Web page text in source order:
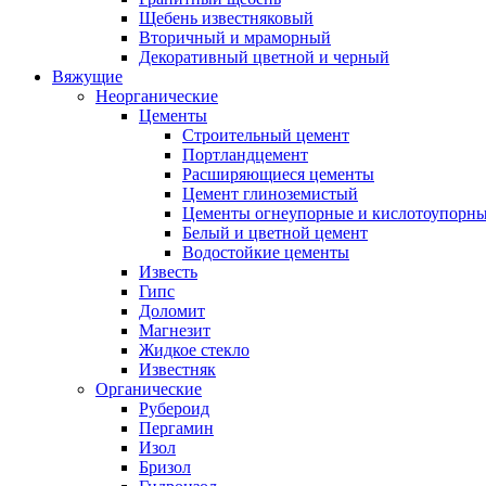
Щебень известняковый
Вторичный и мраморный
Декоративный цветной и черный
Вяжущие
Неорганические
Цементы
Строительный цемент
Портландцемент
Расширяющиеся цементы
Цемент глиноземистый
Цементы огнеупорные и
Белый и цветной цемент
Водостойкие цементы
Известь
Гипс
Доломит
Магнезит
Жидкое стекло
Известняк
Органические
Рубероид
Пергамин
Изол
Бризол